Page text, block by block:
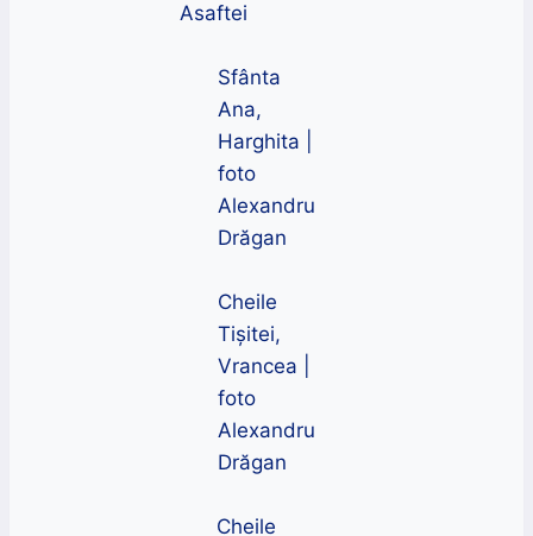
Asaftei
Sfânta
Ana,
Harghita |
foto
Alexandru
Drăgan
Cheile
Tișitei,
Vrancea |
foto
Alexandru
Drăgan
Cheile